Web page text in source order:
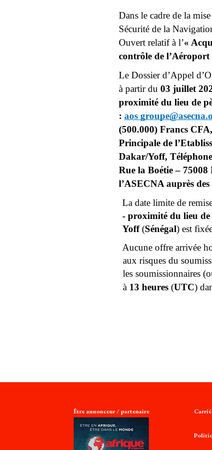
Dans le cadre de la
Sécurité de la
Ouvert relatif à l’«
contrôle de
Le Dossier d’Appel
à partir du 03 juillet
proximité du lieu de
: aos
(500.000) Francs
Principale de
Dakar/Yoff,
Rue la Boétie – 75008
l’ASECNA auprès
La date limite de
- proximité du lieu de
Yoff (Sénégal) est
Aucune offre arrivée
aux risques du
les soumissionnaires
à 13 heures (UTC)
Être annonceur / partenaire